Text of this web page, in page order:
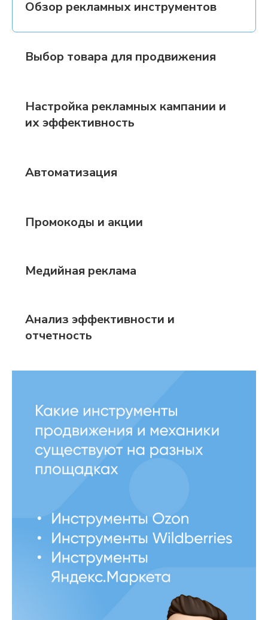
Обзор рекламных инструментов
Выбор товара для продвижения
Настройка рекламных кампании и
их эффективность
Автоматизация
Промокоды и акции
Медийная реклама
Анализ эффективности и
отчетность